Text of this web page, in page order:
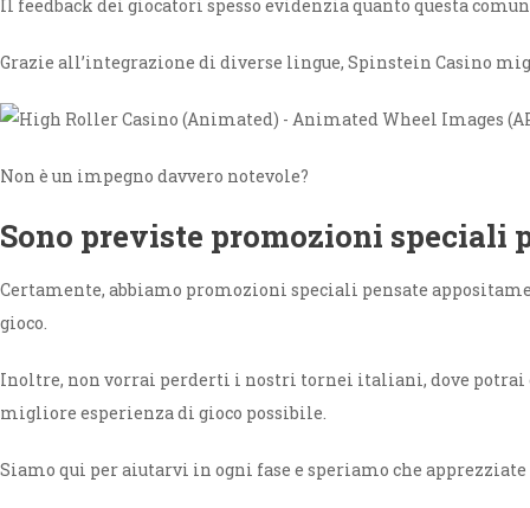
Il feedback dei giocatori spesso evidenzia quanto questa
Grazie all’integrazione di diverse lingue, Spinstein Casino
Non è un impegno davvero notevole?
Sono previste promozioni speciali
Certamente, abbiamo promozioni speciali pensate
gioco.
Inoltre, non vorrai perderti i nostri tornei italiani, dove
migliore esperienza di gioco possibile.
Siamo qui per aiutarvi in ogni fase e speriamo che